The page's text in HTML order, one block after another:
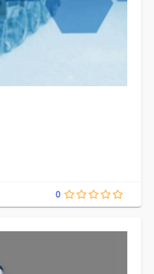
0